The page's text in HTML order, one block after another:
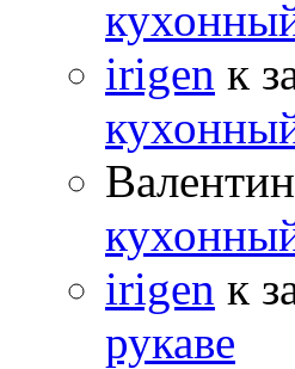
irigen к
irigen к
рукаве